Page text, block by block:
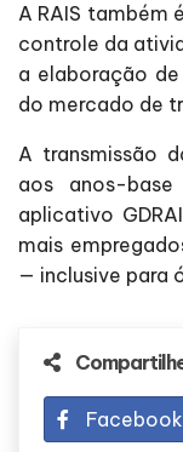
A RAIS também
controle da
a elaboração
do mercado de
A transmissão
aos anos-
aplicativo
mais
— inclusive para
Facebook